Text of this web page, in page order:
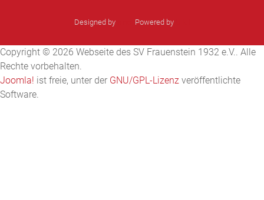
Designed by Powered by
Copyright © 2026 Webseite des SV Frauenstein 1932 e.V.. Alle
Rechte vorbehalten.
Joomla! ist freie, unter der GNU/GPL-Lizenz veröffentlichte
Software.